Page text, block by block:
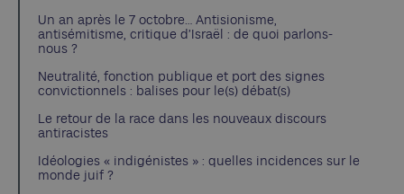
Un an après le 7 octobre… Antisionisme,
antisémitisme, critique d’Israël : de quoi parlons-
nous ?
Neutralité, fonction publique et port des signes
convictionnels : balises pour le(s) débat(s)
Le retour de la race dans les nouveaux discours
antiracistes
Idéologies « indigénistes » : quelles incidences sur le
monde juif ?